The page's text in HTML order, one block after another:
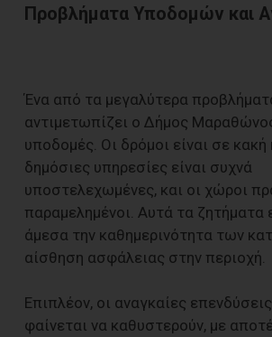
Προβλήματα Υποδομών και
Ένα από τα μεγαλύτερα
αντιμετωπίζει ο Δήμος Μαραθώνος
υποδομές. Οι δρόμοι είναι σε
δημόσιες υπηρεσίες είναι συχνά
υποστελεχωμένες, και οι χώροι
παραμελημένοι. Αυτά τα ζητήματα
άμεσα την καθημερινότητα των
αίσθηση ασφάλειας στην περιοχή.
Επιπλέον, οι αναγκαίες
φαίνεται να καθυστερούν, με